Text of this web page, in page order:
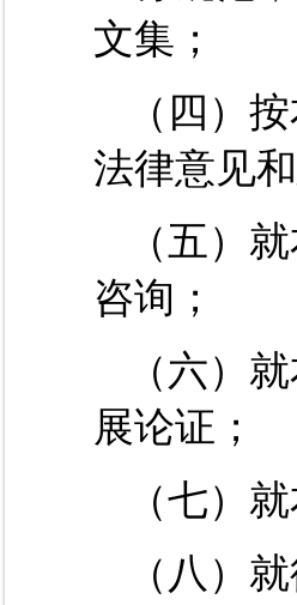
文集；
（四）
法律意见和
（五）
咨询；
（六）
展论证；
（七）
（八）